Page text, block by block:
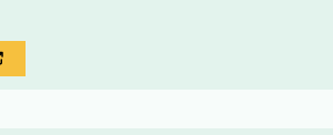
Externer Link